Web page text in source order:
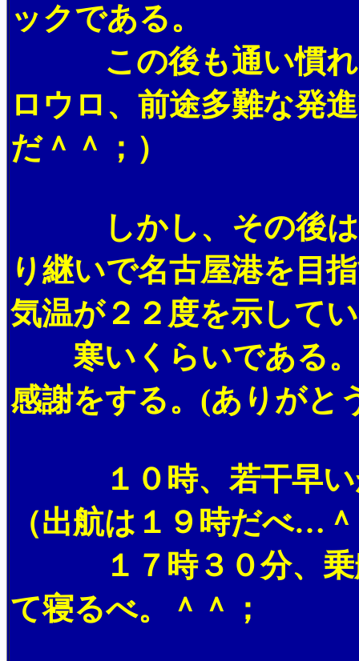
ックである。
この後も通い慣れ
ロウロ、前途多難な発
だ＾＾；）
しかし、その後は順
り継いで名古屋港を目
気温が２２度を示して
寒いくらいである。
感謝をする。(ありがと
１０時、若干早いが
（出航は１９時だべ…
１７時３０分、乗船
て寝るべ。＾＾；